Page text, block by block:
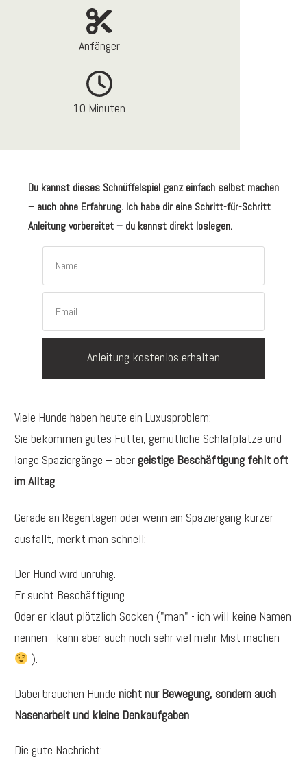
Anfänger
10 Minuten
Du kannst dieses Schnüffelspiel ganz einfach selbst machen
– auch ohne Erfahrung. Ich habe dir eine Schritt-für-Schritt
Anleitung vorbereitet – du kannst direkt loslegen.
Anleitung kostenlos erhalten
Viele Hunde haben heute ein Luxusproblem:
Sie bekommen gutes Futter, gemütliche Schlafplätze und
lange Spaziergänge – abergeistige Beschäftigung fehlt oft
im Alltag.
Gerade an Regentagen oder wenn ein Spaziergang kürzer
ausfällt, merkt man schnell:
Der Hund wird unruhig.
Er sucht Beschäftigung.
Oder er klaut plötzlich Socken ("man" - ich will keine Namen
nennen - kann aber auch noch sehr viel mehr Mist machen
).
Dabei brauchen Hunde nicht nur Bewegung, sondern auch
Nasenarbeit und kleine Denkaufgaben.
Die gute Nachricht: